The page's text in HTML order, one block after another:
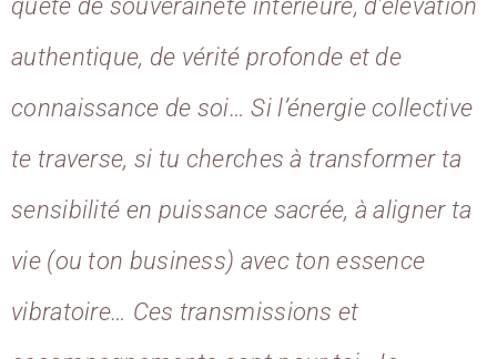
quête de souveraineté intérieure, d’élévation
authentique, de vérité profonde et de
connaissance de soi… Si l’énergie collective
te traverse, si tu cherches à transformer ta
sensibilité en puissance sacrée, à aligner ta
vie (ou ton business) avec ton essence
vibratoire… Ces transmissions et